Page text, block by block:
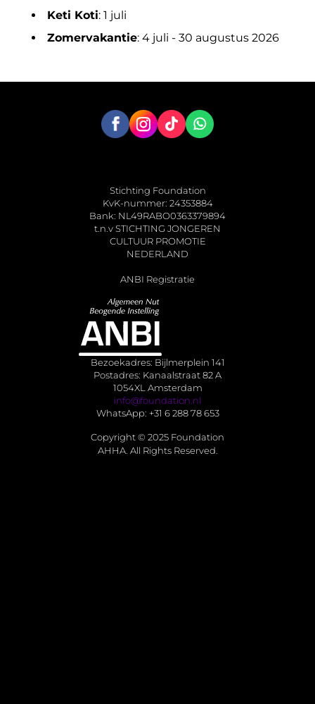
Keti Koti: 1 juli
Zomervakantie: 4 juli - 30 augustus 2026
Stichting Foundation
KvK-nummer: 24353884
Bank: NL49RABO0363379894
t.n.v STICHTING JONGEREN
CULTUUR PROMOTIE
NEDERLAND
ANBI Registratie
Bezoekadres: Bijlmerplein 141
Postadres: Kanaalstraat 82 A
1054XL Amsterdam
info@foundation.nl
WhatsApp: +31 6 288 78 653
Copyright © 2025 Foundation
AHHA. All Rights Reserved.